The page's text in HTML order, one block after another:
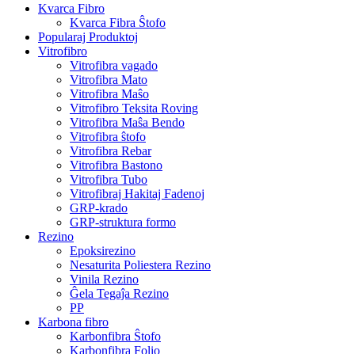
Kvarca Fibro
Kvarca Fibra Ŝtofo
Popularaj Produktoj
Vitrofibro
Vitrofibra vagado
Vitrofibra Mato
Vitrofibra Maŝo
Vitrofibro Teksita Roving
Vitrofibra Maŝa Bendo
Vitrofibra ŝtofo
Vitrofibra Rebar
Vitrofibra Bastono
Vitrofibra Tubo
Vitrofibraj Hakitaj Fadenoj
GRP-krado
GRP-struktura formo
Rezino
Epoksirezino
Nesaturita Poliestera Rezino
Vinila Rezino
Ĝela Tegaĵa Rezino
PP
Karbona fibro
Karbonfibra Ŝtofo
Karbonfibra Folio